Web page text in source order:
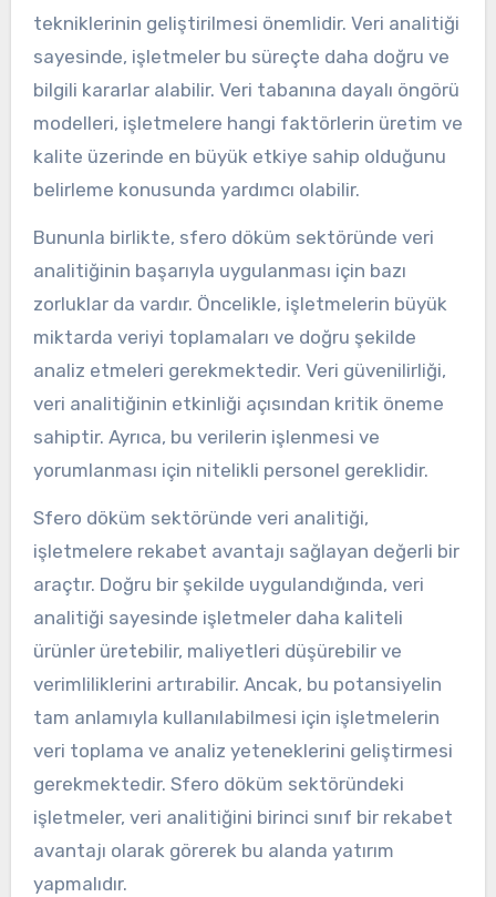
tekniklerinin geliştirilmesi önemlidir. Veri analitiği
sayesinde, işletmeler bu süreçte daha doğru ve
bilgili kararlar alabilir. Veri tabanına dayalı öngörü
modelleri, işletmelere hangi faktörlerin üretim ve
kalite üzerinde en büyük etkiye sahip olduğunu
belirleme konusunda yardımcı olabilir.
Bununla birlikte, sfero döküm sektöründe veri
analitiğinin başarıyla uygulanması için bazı
zorluklar da vardır. Öncelikle, işletmelerin büyük
miktarda veriyi toplamaları ve doğru şekilde
analiz etmeleri gerekmektedir. Veri güvenilirliği,
veri analitiğinin etkinliği açısından kritik öneme
sahiptir. Ayrıca, bu verilerin işlenmesi ve
yorumlanması için nitelikli personel gereklidir.
Sfero döküm sektöründe veri analitiği,
işletmelere rekabet avantajı sağlayan değerli bir
araçtır. Doğru bir şekilde uygulandığında, veri
analitiği sayesinde işletmeler daha kaliteli
ürünler üretebilir, maliyetleri düşürebilir ve
verimliliklerini artırabilir. Ancak, bu potansiyelin
tam anlamıyla kullanılabilmesi için işletmelerin
veri toplama ve analiz yeteneklerini geliştirmesi
gerekmektedir. Sfero döküm sektöründeki
işletmeler, veri analitiğini birinci sınıf bir rekabet
avantajı olarak görerek bu alanda yatırım
yapmalıdır.